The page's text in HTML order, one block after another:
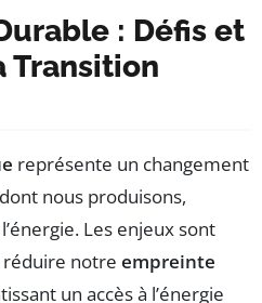
: Défis et
Transition
représente un changement
nous produisons,
Les enjeux sont
réduire notre empreinte
un accès à l’énergie